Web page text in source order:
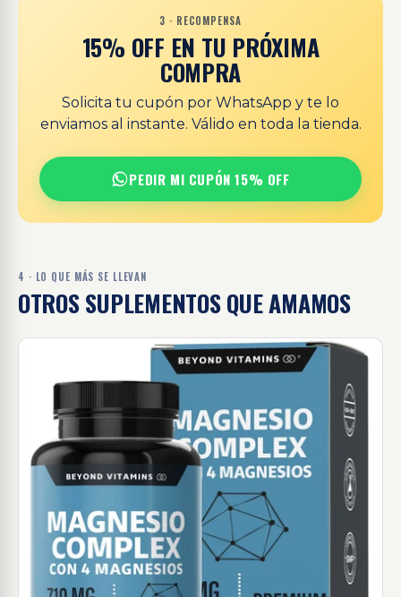
3 · RECOMPENSA
15% OFF EN TU PRÓXIMA
COMPRA
Solicita tu cupón por WhatsApp y te lo
enviamos al instante. Válido en toda la tienda.
PEDIR MI CUPÓN 15% OFF
4 · LO QUE MÁS SE LLEVAN
OTROS SUPLEMENTOS QUE AMAMOS
Magnesio complex con 4 magnesios - 60 cápsulas